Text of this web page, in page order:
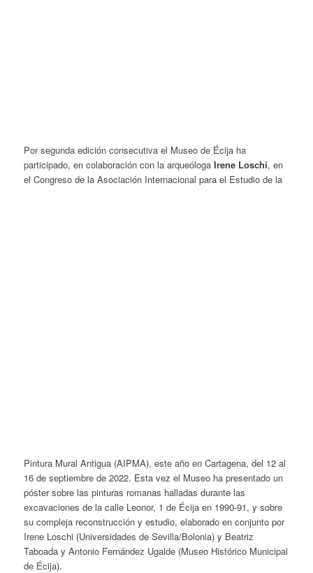
Por segunda edición consecutiva el Museo de Écija ha
participado, en colaboración con la arqueólogaIrene Loschi, en
el Congreso de la Asociación Internacional para el Estudio de la
Pintura Mural Antigua (AIPMA), este año en Cartagena, del 12 al
16 de septiembre de 2022. Esta vez el Museo ha presentado un
póster sobre las pinturas romanas halladas durante las
excavaciones de la calle Leonor, 1 de Écija en 1990-91, y sobre
su compleja reconstrucción y estudio, elaborado en conjunto por
Irene Loschi (Universidades de Sevilla/Bolonia) y Beatriz
Taboada y Antonio Fernández Ugalde (Museo Histórico Municipal
de Écija).